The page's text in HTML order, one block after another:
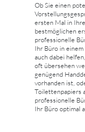
Ob Sie einen
ersten Mal in
bestmöglichen
professionelle
Ihr Büro in
auch dabei
oft übersehen
genügend
vorhanden ist,
Toilettenpapiers
professionelle
Ihr Büro optimal